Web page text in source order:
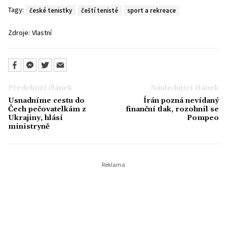
Tagy: české tenistky čeští tenisté sport a rekreace
Zdroje: Vlastní
Předchozí článek
Usnadníme cestu do
Čech pečovatelkám z
Ukrajiny, hlásí
ministryně
Následující článek
Írán pozná nevídaný
finanční tlak, rozohnil se
Pompeo